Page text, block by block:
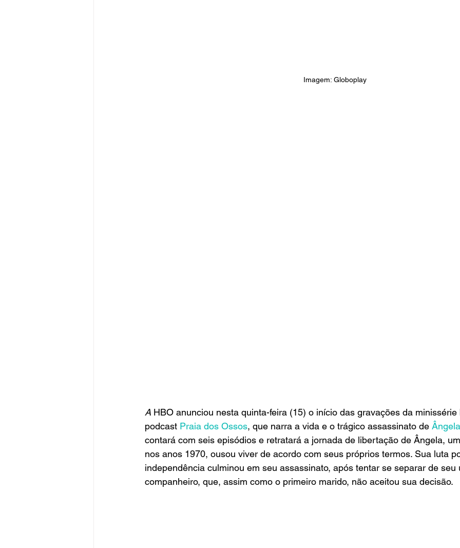
Imagem: Globoplay
A HBO anunciou nesta quinta-feira (15) o início das gravações da minissérie
podcast Praia dos Ossos, que narra a vida e o trágico assassinato de
contará com seis episódios e retratará a jornada de libertação de Ângela,
nos anos 1970, ousou viver de acordo com seus próprios termos. Sua luta
independência culminou em seu assassinato, após tentar se separar de seu
companheiro, que, assim como o primeiro marido, não aceitou sua decisão.